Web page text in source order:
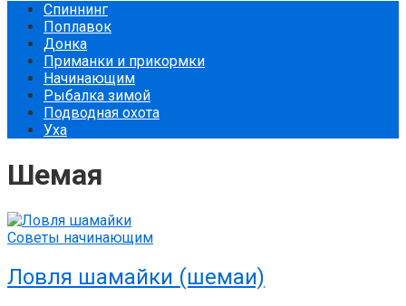
Спиннинг
Поплавок
Донка
Приманки и прикормки
Начинающим
Рыбалка зимой
Подводная охота
Уха
Шемая
Советы начинающим
Ловля шамайки (шемаи)